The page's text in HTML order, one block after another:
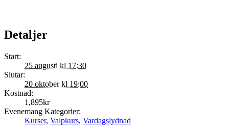
Detaljer
Start:
25 augusti kl 17:30
Slutar:
20 oktober kl 19:00
Kostnad:
1,895kr
Evenemang Kategorier:
Kurser, Valpkurs, Vardagslydnad